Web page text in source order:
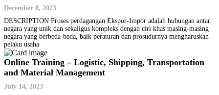
December 8, 2023
DESCRIPTION Proses perdagangan Ekspor-Impor adalah hubungan antar
negara yang unik dan sekaligus kompleks dengan ciri khas masing-masing
negara yang berbeda-beda, baik peraturan dan prosudurnya mengharuskan
pelaku usaha
Online Training – Logistic, Shipping, Transportation
and Material Management
July 14, 2023